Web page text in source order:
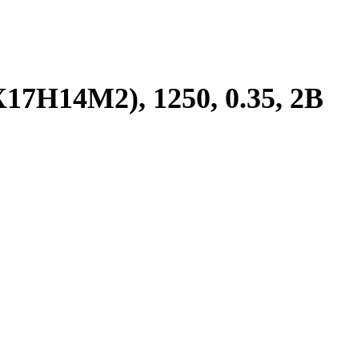
1250, 0.35, 2B